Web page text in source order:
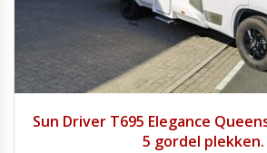
Sun Driver T695 Elegance
5 gordel plekken.